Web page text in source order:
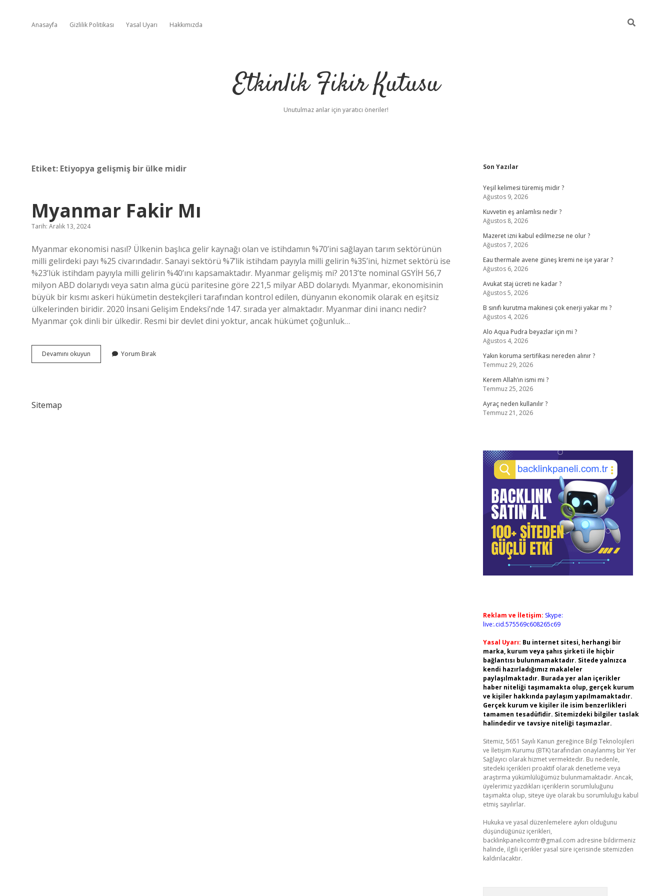
Anasayfa Gizlilik Politikası Yasal Uyarı Hakkımızda
Etkinlik Fikir Kutusu
Unutulmaz anlar için yaratıcı öneriler!
Etiket: Etiyopya gelişmiş bir ülke midir
Myanmar Fakir Mı
Tarih: Aralık 13, 2024
Myanmar ekonomisi nasıl? Ülkenin başlıca gelir kaynağı olan ve istihdamın %70’ini sağlayan tarım sektörünün
milli gelirdeki payı %25 civarındadır. Sanayi sektörü %7’lik istihdam payıyla milli gelirin %35’ini, hizmet sektörü ise
%23’lük istihdam payıyla milli gelirin %40’ını kapsamaktadır. Myanmar gelişmiş mi? 2013’te nominal GSYİH 56,7
milyon ABD dolarıydı veya satın alma gücü paritesine göre 221,5 milyar ABD dolarıydı. Myanmar, ekonomisinin
büyük bir kısmı askeri hükümetin destekçileri tarafından kontrol edilen, dünyanın ekonomik olarak en eşitsiz
ülkelerinden biridir. 2020 İnsani Gelişim Endeksi’nde 147. sırada yer almaktadır. Myanmar dini inancı nedir?
Myanmar çok dinli bir ülkedir. Resmi bir devlet dini yoktur, ancak hükümet çoğunluk…
Devamını okuyun Myanmar
Fakir
Yorum Bırak
Sitemap
Sidebar
Son Yazılar
Yeşil kelimesi türemiş midir ?
Ağustos 9, 2026
Kuvvetin eş anlamlısı nedir ?
Ağustos 8, 2026
Mazeret izni kabul edilmezse ne olur ?
Ağustos 7, 2026
Eau thermale avene güneş kremi ne işe yarar ?
Ağustos 6, 2026
Avukat staj ücreti ne kadar ?
Ağustos 5, 2026
B sınıfı kurutma makinesi çok enerji yakar mı ?
Ağustos 4, 2026
Alo Aqua Pudra beyazlar için mi ?
Ağustos 4, 2026
Yakın koruma sertifikası nereden alınır ?
Temmuz 29, 2026
Kerem Allah’ın ismi mi ?
Temmuz 25, 2026
Ayraç neden kullanılır ?
Temmuz 21, 2026
Reklam ve İletişim: Skype:
live:.cid.575569c608265c69
Yasal Uyarı: Bu internet sitesi, herhangi bir
marka, kurum veya şahıs şirketi ile hiçbir
bağlantısı bulunmamaktadır. Sitede yalnızca
kendi hazırladığımız makaleler
paylaşılmaktadır. Burada yer alan içerikler
haber niteliği taşımamakta olup, gerçek kurum
ve kişiler hakkında paylaşım yapılmamaktadır.
Gerçek kurum ve kişiler ile isim benzerlikleri
tamamen tesadüfidir. Sitemizdeki bilgiler taslak
halindedir ve tavsiye niteliği taşımazlar.
Sitemiz, 5651 Sayılı Kanun gereğince Bilgi Teknolojileri
ve İletişim Kurumu (BTK) tarafından onaylanmış bir Yer
Sağlayıcı olarak hizmet vermektedir. Bu nedenle,
sitedeki içerikleri proaktif olarak denetleme veya
araştırma yükümlülüğümüz bulunmamaktadır. Ancak,
üyelerimiz yazdıkları içeriklerin sorumluluğunu
taşımakta olup, siteye üye olarak bu sorumluluğu kabul
etmiş sayılırlar.
Hukuka ve yasal düzenlemelere aykırı olduğunu
düşündüğünüz içerikleri,
backlinkpanelicomtr@gmail.com adresine bildirmeniz
halinde, ilgili içerikler yasal süre içerisinde sitemizden
kaldırılacaktır.